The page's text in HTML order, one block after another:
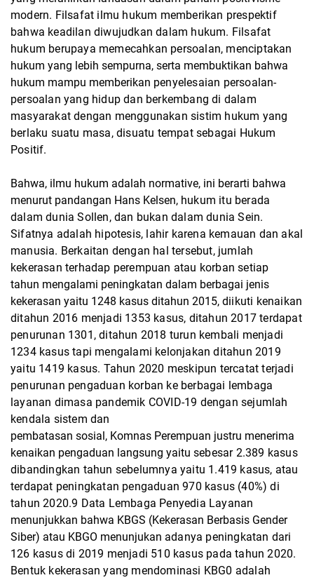
modern. Filsafat ilmu hukum memberikan prespektif
bahwa keadilan diwujudkan dalam hukum. Filsafat
hukum berupaya memecahkan persoalan, menciptakan
hukum yang lebih sempurna, serta membuktikan bahwa
hukum mampu memberikan penyelesaian persoalan-
persoalan yang hidup dan berkembang di dalam
masyarakat dengan menggunakan sistim hukum yang
berlaku suatu masa, disuatu tempat sebagai Hukum
Positif.
Bahwa, ilmu hukum adalah normative, ini berarti bahwa
menurut pandangan Hans Kelsen, hukum itu berada
dalam dunia Sollen, dan bukan dalam dunia Sein.
Sifatnya adalah hipotesis, lahir karena kemauan dan akal
manusia. Berkaitan dengan hal tersebut, jumlah
kekerasan terhadap perempuan atau korban setiap
tahun mengalami peningkatan dalam berbagai jenis
kekerasan yaitu 1248 kasus ditahun 2015, diikuti kenaikan
ditahun 2016 menjadi 1353 kasus, ditahun 2017 terdapat
penurunan 1301,ditahun 2018 turun kembali menjadi
1234 kasus tapi mengalami kelonjakan ditahun 2019
yaitu 1419 kasus. Tahun 2020 meskipun tercatat terjadi
penurunan pengaduan korban ke berbagai lembaga
layanan dimasa pandemik COVID-19 dengan sejumlah
kendala sistem dan
pembatasan sosial, Komnas Perempuan justru menerima
kenaikan pengaduan langsung yaitu sebesar 2.389 kasus
dibandingkan tahun sebelumnya yaitu 1.419 kasus, atau
terdapat peningkatan pengaduan 970 kasus (40%) di
tahun 2020.9 Data Lembaga Penyedia Layanan
menunjukkan bahwa KBGS (Kekerasan Berbasis Gender
Siber) atau KBGO menunjukan adanya peningkatan dari
126 kasus di 2019 menjadi 510 kasus pada tahun 2020.
Bentuk kekerasan yang mendominasi KBG0 adalah